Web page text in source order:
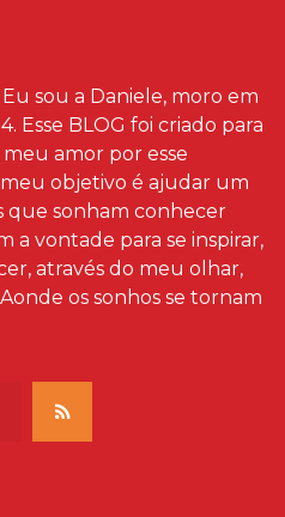
sou a Daniele, moro em
Esse BLOG foi criado para
amor por esse
objetivo é ajudar um
que sonham conhecer
a vontade para se inspirar,
através do meu olhar,
os sonhos se tornam